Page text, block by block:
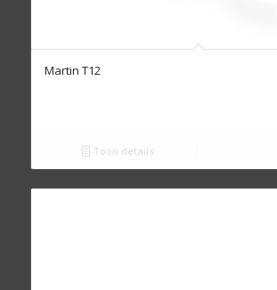
Martin T12
Toon details